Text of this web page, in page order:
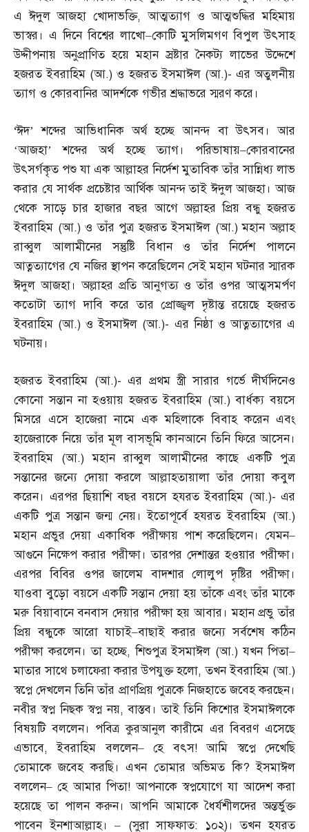
এ ঈদুল আজহা খোদাভক্তি,আত্মত্যাগ ও আত্মশুদ্ধির মহিমায়
ভাস্বর। এ দিনে বিশ্বের লাখো–কোটি মুসলিমগণ বিপুল উৎসাহ
উদ্দীপনায় অনুপ্রাণিত হয়ে মহান স্রষ্টার নৈকট্য লাভের উদ্দেশে
হজরত ইবরাহিম (আ.)ও হজরত ইসমাঈল (আ.)- এর অতুলনীয়
ত্যাগ ও কোরবানির আদর্শকে গভীর শ্রদ্ধাভরে স্মরণ করে।
‘ঈদ’ শব্দের আভিধানিক অর্থ হচ্ছে আনন্দ বা উৎসব। আর
‘আজহা’ শব্দের অর্থ হচ্ছে ত্যাগ। পরিভাষায়–কোরবানের
উৎসর্গকৃত পশু যা এক আল্লাহর নির্দেশ মুতাবিক তাঁর সান্নিধ্য লাভ
করার যে সার্থক প্রচেষ্টার আর্থিক আনন্দ তাই ঈদুল আজহা। আজ
থেকে সাড়ে চার হাজার বছর আগে অল্লাহর প্রিয় বন্ধু হজরত
ইবরাহিম (আ.)ও তাঁর পুত্র হজরত ইসমাঈল (আ.)মহান অল্লাহ
রাব্বুল আলামীনের সন্তুষ্টি বিধান ও তাঁর নির্দেশ পালনে
আত্নত্যাগের যে নজির স্থাপন করেছিলেন সেই মহান ঘটনার স্মারক
ঈদুল আজহা। অল্লাহর প্রতি আনুগত্য ও তাঁর ওপর আত্মসমর্পণ
কতোটা ত্যাগ দাবি করে তার প্রোজ্জ্বল দৃষ্টান্ত রয়েছে হজরত
ইবরাহিম (আ.)ও ইসমাঈল (আ.)- এর নিষ্ঠা ও আত্নত্যাগের এ
ঘটনায়।
হজরত ইবরাহিম (আ.)-এর প্রথম স্ত্রী সারার গর্ভে দীর্ঘদিনেও
কোনো সন্তান না হওয়ায় হজরত ইবরাহিম (আ.)বার্ধক্য বয়সে
মিসরে এসে হাজেরা নামে এক মহিলাকে বিবাহ করেন এবং
হাজেরাকে নিয়ে তাঁর মূল বাসভূমি কানআনে তিনি ফিরে আসেন।
ইবরাহিম (আ.)মহান রাব্বুল আলামীনের কাছে একটি পুত্র
সন্তানের জন্যে দোয়া করলে আল্লাহতায়ালা তাঁর দোয়া কবুল
করেন। এরপর ছিয়াশি বছর বয়সে হযরত ইবরাহিম (আ.)- এর
একটি পুত্র সন্তান জন্ম নেয়। ইতোপূর্বে হযরত ইবরাহিম (আ.)
মহান প্রভুর দেয়া একাধিক পরীক্ষায় পাশ করেছিলেন। যেমন–
আগুনে নিক্ষেপ করার পরীক্ষা। তারপর দেশান্তর হওয়ার পরীক্ষা।
এরপর বিবির ওপর জালেম বাদশার লোলুপ দৃষ্টির পরীক্ষা।
যাওবা বুড়ো বয়সে একটি সন্তান দেয়া হয় তাঁকে এবং তাঁর মাকে
মরু বিয়াবানে বনবাস দেয়ার পরীক্ষা হয় আবার। মহান প্রভু তাঁর
প্রিয় বন্ধুকে আরো যাচাই–বাছাই করার জন্যে সর্বশেষ কঠিন
পরীক্ষা করলেন। তা হচ্ছে,শিশুপুত্র ইসমাঈল (আ.)যখন পিতা–
মাতার সাথে চলাফেরা করার উপযুক্ত হলো,তখন ইবরাহিম (আ.)
স্বপ্নে দেখলেন তিনি তাঁর প্রাণপ্রিয় পুত্রকে নিজহাতে জবেহ করছেন।
নবীর স্বপ্ন নিছক স্বপ্ন নয়,বাস্তব। তাই তিনি কিশোর ইসমাঈলকে
বিষয়টি বললেন। পবিত্র কুরআনুল কারীমে এর বিবরণ এসেছে
এভাবে,ইবরাহিম বললেন–হে বৎস!আমি স্বপ্নে দেখেছি
তোমাকে জবেহ করছি। এখন তোমার অভিমত কি?ইসমাঈল
বললেন–হে আমার পিতা!আপনাকে স্বপ্নযোগে যা আদেশ করা
হয়েছে তা পালন করুন। আপনি আমাকে ধৈর্যশীলদের অন্তর্ভুক্ত
পাবেন ইনশাআল্লাহ।– (সুরা সাফফাত: ১০২)। তখন হযরত